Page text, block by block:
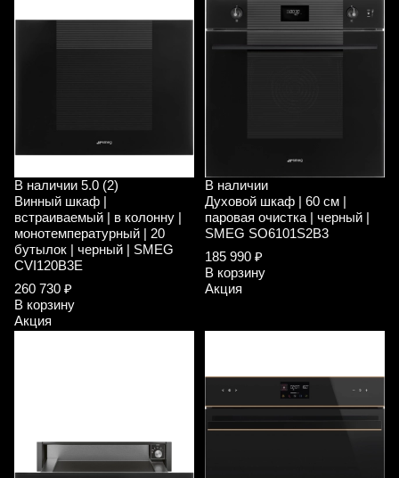
В наличии 5.0 (2)
Винный шкаф |
встраиваемый | в колонну |
монотемпературный | 20
бутылок | черный | SMEG
CVI120B3E
260 730 ₽
В корзину
Акция
В наличии
Духовой шкаф | 60 см |
паровая очистка | черный |
SMEG SO6101S2B3
185 990 ₽
В корзину
Акция